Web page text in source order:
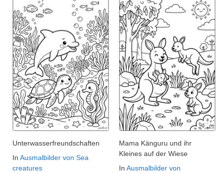
Unterwasserfreundschaften
In Ausmalbilder von Sea
creatures
Mama Känguru und ihr
Kleines auf der Wiese
In Ausmalbilder von